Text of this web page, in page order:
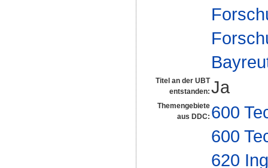
Titel an der UBT
entstanden: Ja
Themengebiete
aus DDC: 600
600
620